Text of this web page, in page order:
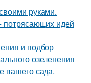
руками.
потрясающих идей
и подбор
озеленения
вашего сада.